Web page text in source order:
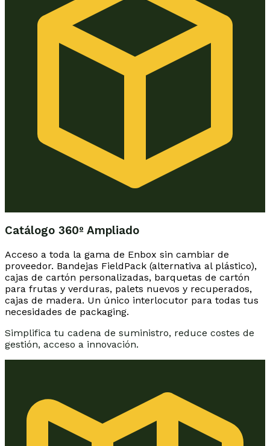
Catálogo 360º Ampliado
Acceso a toda la gama de Enbox sin cambiar de
proveedor. Bandejas FieldPack (alternativa al plástico),
cajas de cartón personalizadas, barquetas de cartón
para frutas y verduras, palets nuevos y recuperados,
cajas de madera. Un único interlocutor para todas tus
necesidades de packaging.
Simplifica tu cadena de suministro, reduce costes de
gestión, acceso a innovación.